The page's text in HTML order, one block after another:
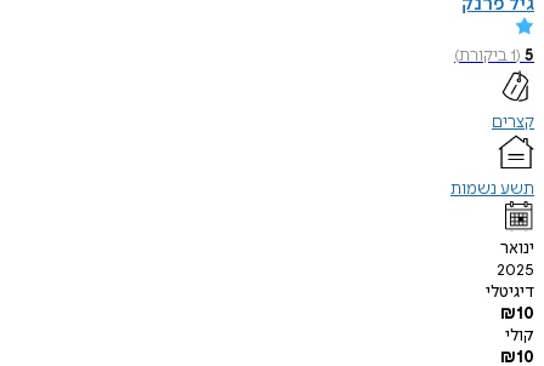
גיל פרנק
5
(
1ביקורת)
קצרים
תשע נשמות
ינואר
2025
דיגיטלי
₪10
קולי
₪10